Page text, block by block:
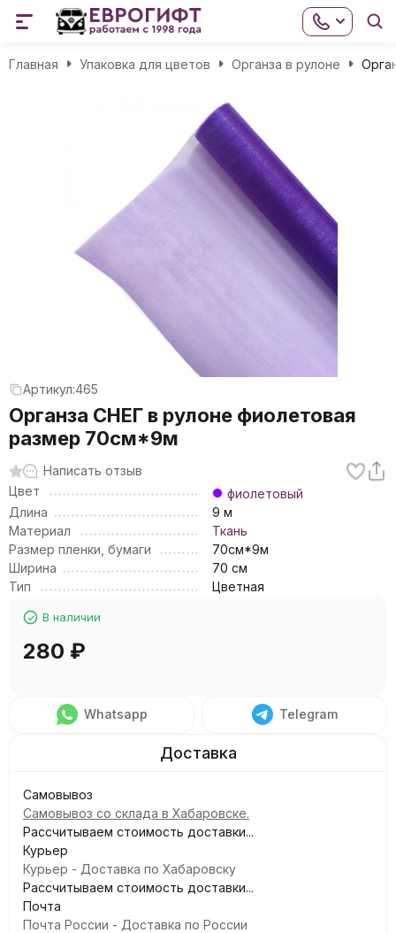
Главная Упаковка для цветов Органза в рулоне
Артикул:465
Органза СНЕГ в рулоне фиолетовая
размер 70см*9м
Написать отзыв
Цвет
фиолетовый
Длина
9 м
Материал
Ткань
Размер пленки, бумаги
70см*9м
Ширина
70 см
Тип
Цветная
В наличии
280 ₽
Whatsapp Telegram
Самовывоз
Самовывоз со склада в Хабаровске.
Рассчитываем стоимость доставки...
Курьер
Курьер - Доставка по Хабаровску
Рассчитываем стоимость доставки...
Почта
Почта России - Доставка по России